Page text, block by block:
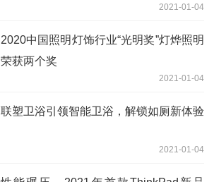
2021-01-04
2020中国照明灯饰行业“光明奖”灯烨照明
荣获两个奖
2021-01-04
联塑卫浴引领智能卫浴，解锁如厕新体验
2021-01-04